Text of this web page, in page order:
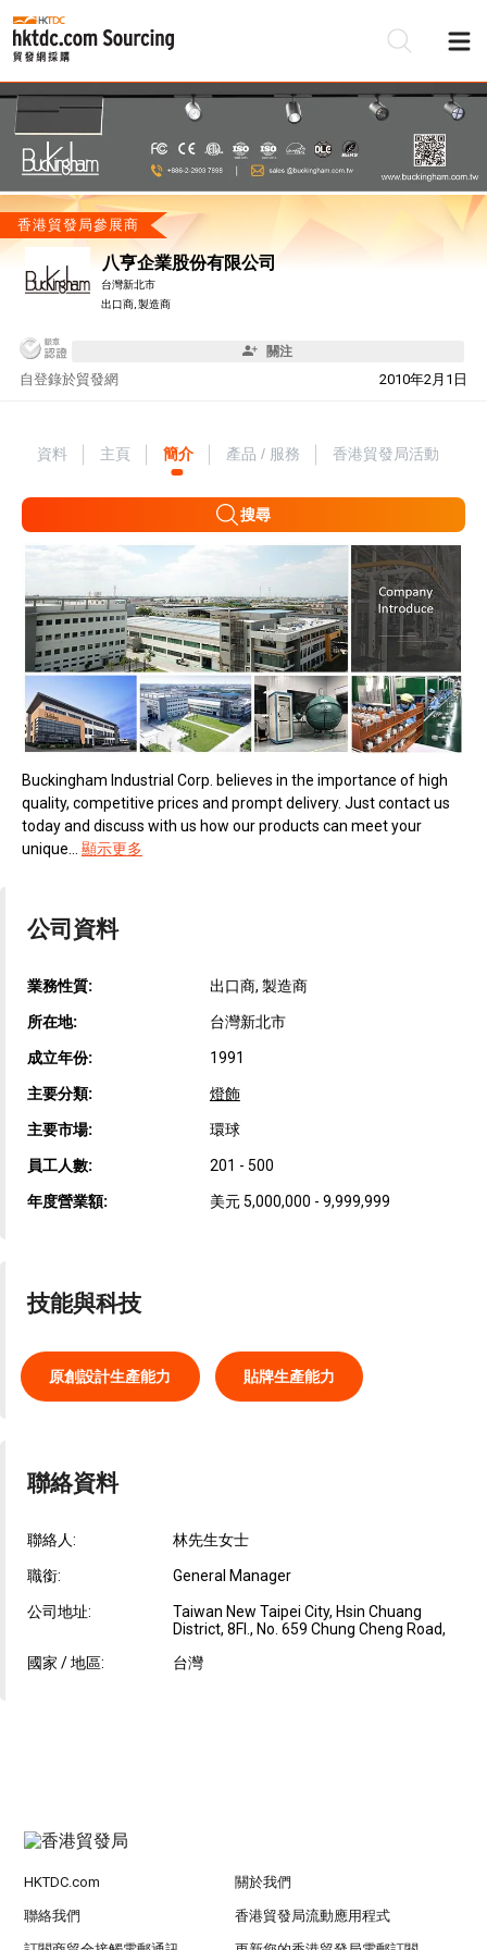
香港貿發局參展商
八亨企業股份有限公司
台灣新北市
出口商, 製造商
關注
自 2010年2月1日
登錄於貿發網
資料 主頁 簡介 產品 / 服務 香港貿發局活動
搜尋
Buckingham Industrial Corp. believes in the importance of high
quality, competitive prices and prompt delivery. Just contact us
today and discuss with us how our products can meet your
unique... 顯示更多
公司資料
業務性質: 出口商, 製造商
所在地: 台灣新北市
成立年份: 1991
主要分類: 燈飾
主要市場: 環球
員工人數: 201 - 500
年度營業額: 美元 5,000,000 - 9,999,999
技能與科技
原創設計生產能力 貼牌生產能力
聯絡資料
聯絡人: 林先生女士
職銜: General Manager
公司地址:
Taiwan New Taipei City, Hsin Chuang
District, 8Fl., No. 659 Chung Cheng Road,
國家 / 地區:
台灣
HKTDC.com 關於我們
聯絡我們 香港貿發局流動應用程式